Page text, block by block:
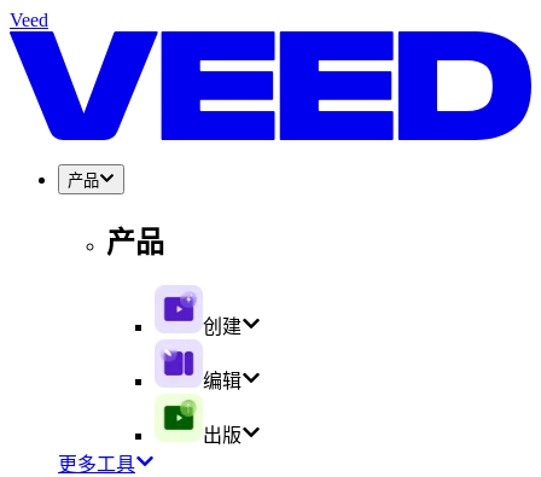
Veed
产品
产品
创建
编辑
出版
更多工具